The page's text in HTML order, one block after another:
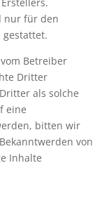
nur für den
Betreiber
Dritter
als solche
eine
bitten wir
von
Inhalte